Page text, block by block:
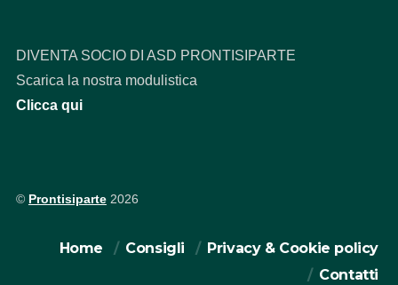
DIVENTA SOCIO DI ASD PRONTISIPARTE
Scarica la nostra modulistica
Clicca qui
© Prontisiparte2026
Home Consigli
Privacy & Cookie policy
Contatti